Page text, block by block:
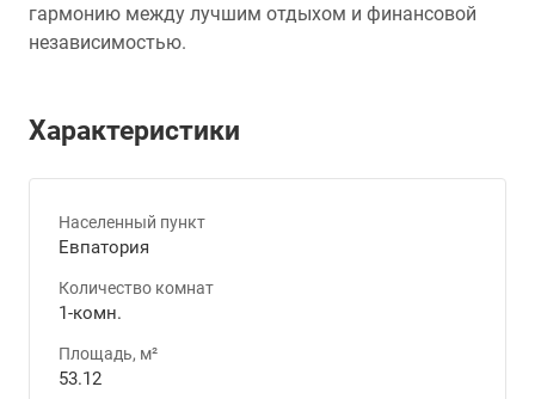
гармонию между лучшим отдыхом и финансовой
независимостью.
Характеристики
Населенный пункт
Евпатория
Количество комнат
1-комн.
Площадь, м²
53.12